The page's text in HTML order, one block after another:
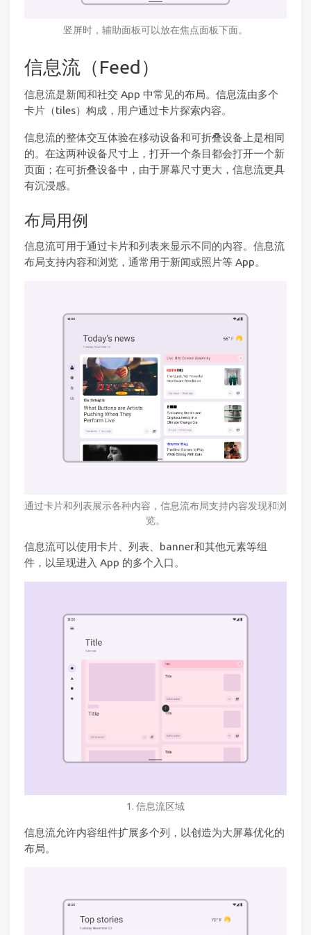
竖屏时，辅助面板可以放在焦点面板下面。
信息流（Feed）
信息流是新闻和社交 App 中常见的布局。信息流由多个
卡片（tiles）构成，用户通过卡片探索内容。
信息流的整体交互体验在移动设备和可折叠设备上是相同
的。在这两种设备尺寸上，打开一个条目都会打开一个新
页面；在可折叠设备中，由于屏幕尺寸更大，信息流更具
有沉浸感。
布局用例
信息流可用于通过卡片和列表来显示不同的内容。信息流
布局支持内容和浏览，通常用于新闻或照片等 App。
通过卡片和列表展示各种内容，信息流布局支持内容发现和浏
览。
信息流可以使用卡片、列表、banner和其他元素等组
件，以呈现进入 App 的多个入口。
1. 信息流区域
信息流允许内容组件扩展多个列，以创造为大屏幕优化的
布局。